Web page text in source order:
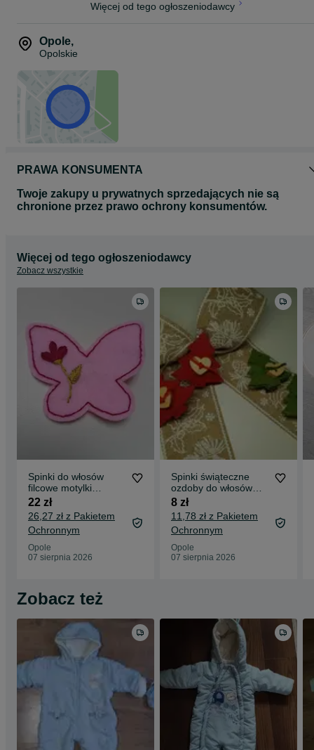
Więcej od tego ogłoszeniodawcy
Opole,
Opolskie
PRAWA KONSUMENTA
Twoje zakupy u prywatnych sprzedających nie są
chronione przez prawo ochrony konsumentów.
Więcej od tego ogłoszeniodawcy
Zobacz wszystkie
Spinki do włosów
filcowe motylki
różowe handmade z
haftem
22 zł
26,27 zł z Pakietem
Ochronnym
Opole
07 sierpnia 2026
Spinki świąteczne
ozdoby do włosów
choinki
8 zł
11,78 zł z Pakietem
Ochronnym
Opole
07 sierpnia 2026
Zobacz też